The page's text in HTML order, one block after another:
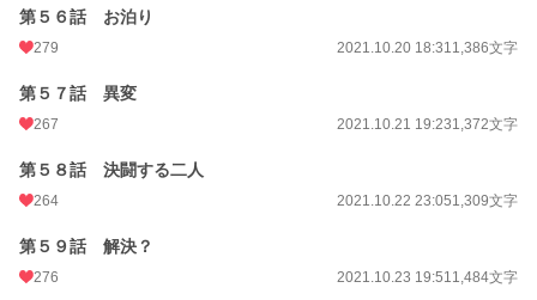
第５６話 お泊り
279 2021.10.20 18:311,386文字
第５７話 異変
267 2021.10.21 19:231,372文字
第５８話 決闘する二人
264 2021.10.22 23:051,309文字
第５９話 解決？
276 2021.10.23 19:511,484文字